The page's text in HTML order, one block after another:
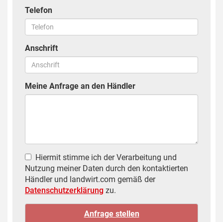
Telefon
Anschrift
Meine Anfrage an den Händler
Hiermit stimme ich der Verarbeitung und
Nutzung meiner Daten durch den kontaktierten
Händler und landwirt.com gemäß der
Datenschutzerklärung zu.